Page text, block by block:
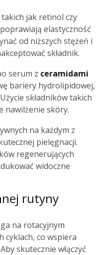
takich jak retinol czy
elastyczność
od niższych stężeń i
składnik.
serum z ceramidami
bariery hydrolipidowej,
składników takich
nawilżenie skóry.
na każdym z
pielęgnacji.
regenerujących
widoczne
rutyny
na rotacyjnym
cyklach, co wspiera
skutecznie włączyć